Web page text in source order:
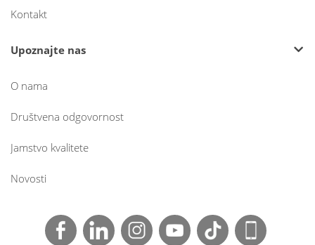
Kontakt
Upoznajte nas
O nama
Društvena odgovornost
Jamstvo kvalitete
Novosti